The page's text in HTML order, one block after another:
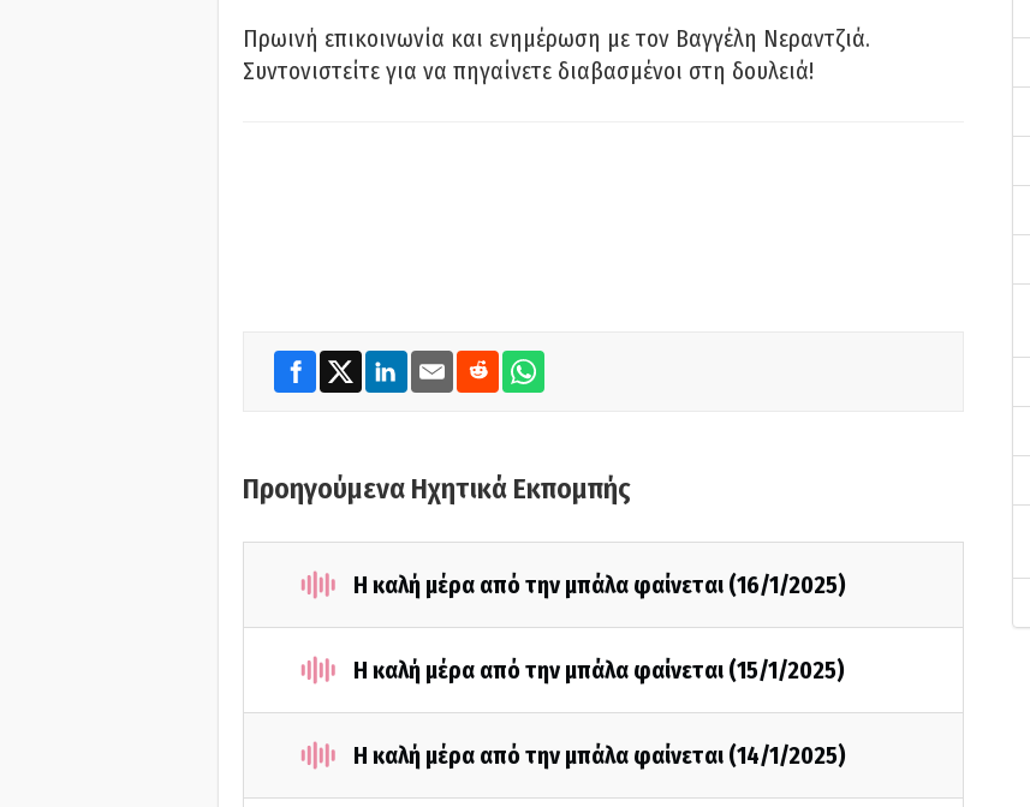
Πρωινή επικοινωνία και ενημέρωση με τον Βαγγέλη Νεραντζιά.
Συντονιστείτε για να πηγαίνετε διαβασμένοι στη δουλειά!
Προηγούμενα Ηχητικά Εκπομπής
Η καλή μέρα από την μπάλα φαίνεται (16/1/2025)
Η καλή μέρα από την μπάλα φαίνεται (15/1/2025)
Η καλή μέρα από την μπάλα φαίνεται (14/1/2025)